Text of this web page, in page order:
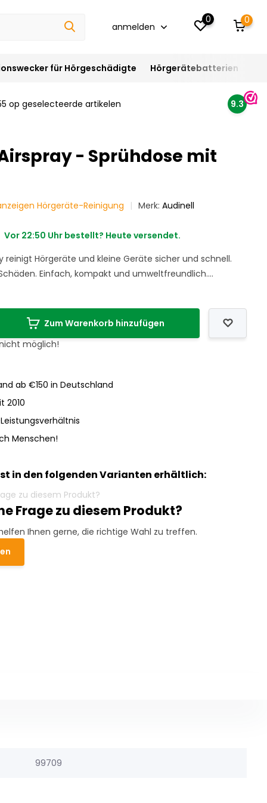
anmelden
0 0
für Hörgeschädigte Hörgerätebatterien
op geselecteerde artikelen 9.3
- Sprühdose mit
Hörgeräte-Reinigung Merk:Audinell
Vor 22:50 Uhr bestellt? Heute versendet.
reinigt Hörgeräte und kleine Geräte sicher und schnell.
Einfach, kompakt und umweltfreundlich....
Zum Warenkorb hinzufügen
möglich!
ab €150 in Deutschland
2010
Menschen!
in den folgenden Varianten erhältlich:
Frage zu diesem Produkt?
Ihnen gerne, die richtige Wahl zu treffen.
99709